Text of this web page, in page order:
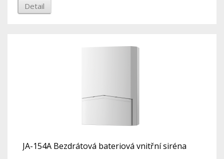
Detail
JA-154A Bezdrátová bateriová vnitřní siréna